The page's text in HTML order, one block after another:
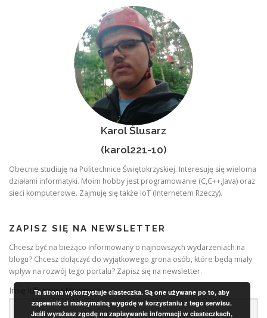
Karol Ślusarz
(karol221-10)
Obecnie studiuję na Politechnice Świętokrzyskiej. Interesuję się wieloma
działami informatyki. Moim hobby jest programowanie (C,C++,Java) oraz
sieci komputerowe. Zajmuję się także IoT (Internetem Rzeczy).
ZAPISZ SIĘ NA NEWSLETTER
Chcesz być na bieżąco informowany o najnowszych wydarzeniach na
blogu? Chcesz dołączyć do wyjątkowego grona osób, które będą miały
wpływ na rozwój tego portalu? Zapisz się na newsletter.
Imię lub Imię i Nazwisko
Ta strona wykorzystuje ciasteczka. Są one używane po to, aby
zapewnić ci maksymalną wygodę w korzystaniu z tego serwisu.
Jeśli wyrażasz zgodę na zapisywanie informacji w ciasteczkach,